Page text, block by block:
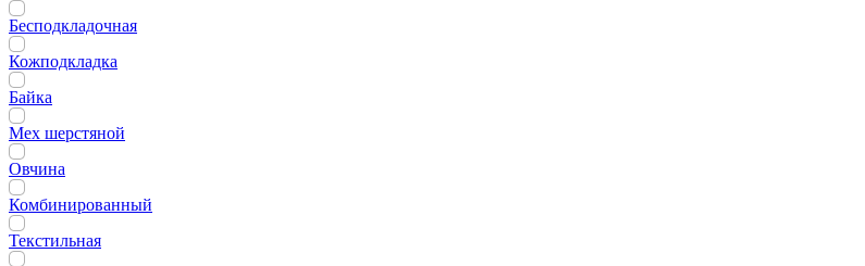
Бесподкладочная
Кожподкладка
Байка
Мех шерстяной
Овчина
Комбинированный
Текстильная